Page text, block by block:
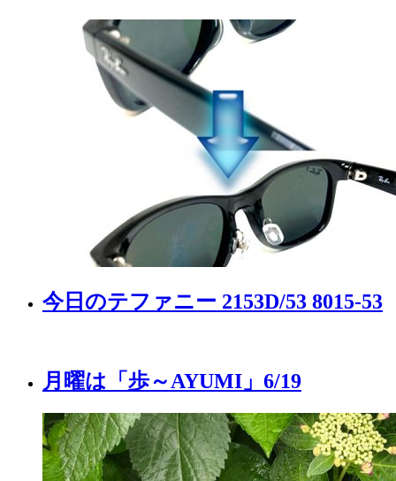
今日のテファニー 2153D/53 8015-53
月曜は「歩～AYUMI」6/19